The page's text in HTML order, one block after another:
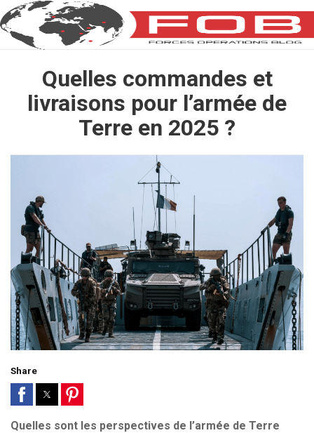
Quelles commandes et
livraisons pour l’armée de
Terre en 2025 ?
Share
Quelles sont les perspectives de l’armée de Terre